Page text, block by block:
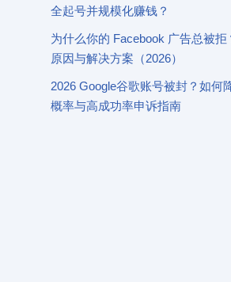
全起号并规模化赚钱？
为什么你的 Facebook 广告总被拒
原因与解决方案（2026）
2026 Google谷歌账号被封？如何
概率与高成功率申诉指南